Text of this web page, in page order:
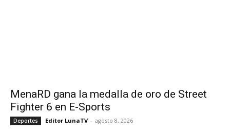
MenaRD gana la medalla de oro de Street
Fighter 6 en E-Sports
Deportes Editor LunaTV - agosto 8, 2026